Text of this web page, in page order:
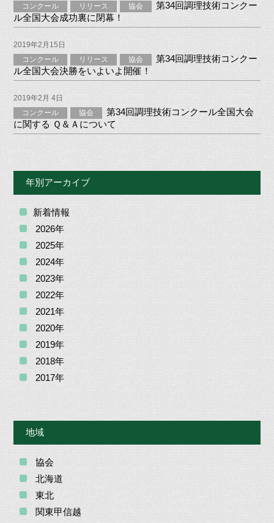
コンクール
リリース 協会
第34回調理技術コンクー
ル全国大会成功裏に閉幕！
2019年2月15日
コンクール
リリース 協会
第34回調理技術コンクー
ル全国大会決勝をいよいよ開催！
2019年2月 4日
コンクール
協会
第34回調理技術コンクール全国大会
に関する Ｑ＆Ａについて
年別アーカイブ
新着情報
2026年
2025年
2024年
2023年
2022年
2021年
2020年
2019年
2018年
2017年
地域
協会
北海道
東北
関東甲信越